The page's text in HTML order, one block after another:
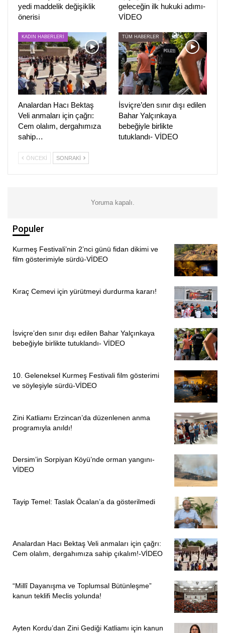
yedi maddelik değişiklik
önerisi
geleceğin ilk hukuki adımı-
VİDEO
KADIN HABERLERİ
Analardan Hacı Bektaş
Veli anmaları için çağrı:
Cem olalım, dergahımıza
sahip…
TÜM HABERLER
İsviçre’den sınır dışı edilen
Bahar Yalçınkaya
bebeğiyle birlikte
tutuklandı- VİDEO
ÖNCEKI SONRAKI
Yoruma kapalı.
Populer
Kurmeş Festivali’nin 2’nci günü fidan dikimi ve
film gösterimiyle sürdü-VİDEO
Kıraç Cemevi için yürütmeyi durdurma kararı!
İsviçre’den sınır dışı edilen Bahar Yalçınkaya
bebeğiyle birlikte tutuklandı- VİDEO
10. Geleneksel Kurmeş Festivali film gösterimi
ve söyleşiyle sürdü-VİDEO
Zini Katliamı Erzincan’da düzenlenen anma
programıyla anıldı!
Dersim’in Sorpiyan Köyü’nde orman yangını-
VİDEO
Tayip Temel: Taslak Öcalan’a da gösterilmedi
Analardan Hacı Bektaş Veli anmaları için çağrı:
Cem olalım, dergahımıza sahip çıkalım!-VİDEO
“Millî Dayanışma ve Toplumsal Bütünleşme”
kanun teklifi Meclis yolunda!
Ayten Kordu’dan Zini Gediği Katliamı için kanun